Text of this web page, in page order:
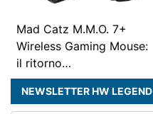
Mad Catz M.M.O. 7+
Wireless Gaming Mouse:
il ritorno…
NEWSLETTER HW LEGEND